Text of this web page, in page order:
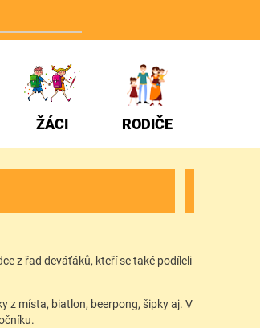
ŽÁCI RODIČE
z řad deváťáků, kteří se také podíleli
z místa, biatlon, beerpong, šipky aj. V